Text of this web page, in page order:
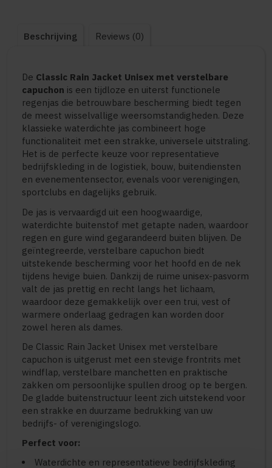
Beschrijving Reviews (0)
De Classic Rain Jacket Unisex met verstelbare
capuchon is een tijdloze en uiterst functionele
regenjas die betrouwbare bescherming biedt tegen
de meest wisselvallige weersomstandigheden. Deze
klassieke waterdichte jas combineert hoge
functionaliteit met een strakke, universele uitstraling.
Het is de perfecte keuze voor representatieve
bedrijfskleding in de logistiek, bouw, buitendiensten
en evenementensector, evenals voor verenigingen,
sportclubs en dagelijks gebruik.
De jas is vervaardigd uit een hoogwaardige,
waterdichte buitenstof met getapte naden, waardoor
regen en gure wind gegarandeerd buiten blijven. De
geïntegreerde, verstelbare capuchon biedt
uitstekende bescherming voor het hoofd en de nek
tijdens hevige buien. Dankzij de ruime unisex-pasvorm
valt de jas prettig en recht langs het lichaam,
waardoor deze gemakkelijk over een trui, vest of
warmere onderlaag gedragen kan worden door
zowel heren als dames.
De Classic Rain Jacket Unisex met verstelbare
capuchon is uitgerust met een stevige frontrits met
windflap, verstelbare manchetten en praktische
zakken om persoonlijke spullen droog op te bergen.
De gladde buitenstructuur leent zich uitstekend voor
een strakke en duurzame bedrukking van uw
bedrijfs- of verenigingslogo.
Perfect voor:
Waterdichte en representatieve bedrijfskleding